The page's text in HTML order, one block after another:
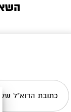
כתובת הדוא"ל שלך